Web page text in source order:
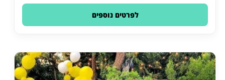
לפרטים נוספים